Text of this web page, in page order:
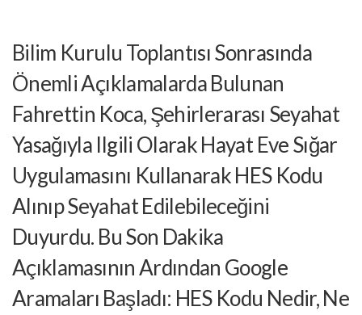
Bilim Kurulu Toplantısı Sonrasında
Önemli Açıklamalarda Bulunan
Fahrettin Koca, Şehirlerarası Seyahat
Yasağıyla Ilgili Olarak Hayat Eve Sığar
Uygulamasını Kullanarak HES Kodu
Alınıp Seyahat Edilebileceğini
Duyurdu. Bu Son Dakika
Açıklamasının Ardından Google
Aramaları Başladı: HES Kodu Nedir, Ne